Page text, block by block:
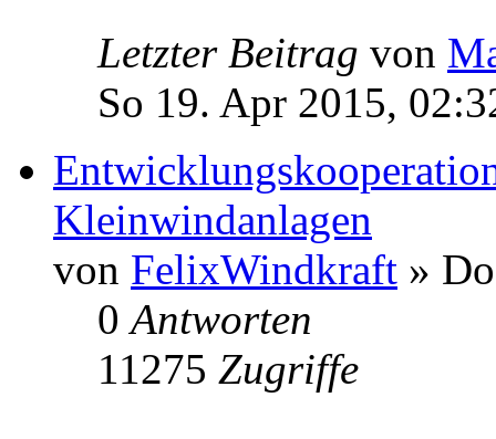
Letzter Beitrag von
So 19. Apr 2015,
Kleinwindanlagen
von FelixWindkraft »
0Antworten
11275 Zugriffe